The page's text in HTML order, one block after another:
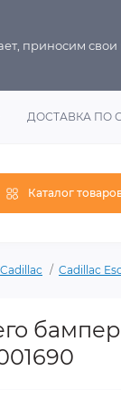
приносим
ДОСТАВКА ПО
Каталог
Cadillac Cadillac